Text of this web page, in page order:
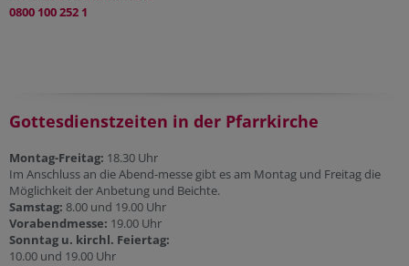
0800 100 252 1
Gottesdienstzeiten in der Pfarrkirche
Montag-Freitag: 18.30 Uhr
Im Anschluss an die Abend-messe gibt es am Montag und Freitag die
Möglichkeit der Anbetung und Beichte.
Samstag: 8.00 und 19.00 Uhr
Vorabendmesse: 19.00 Uhr
Sonntag u. kirchl. Feiertag:
10.00 und 19.00 Uhr